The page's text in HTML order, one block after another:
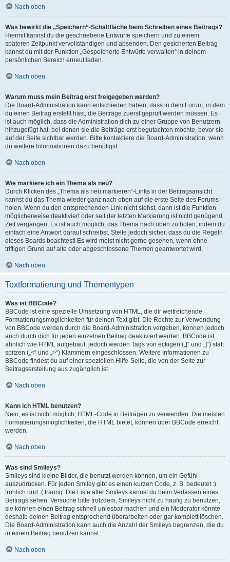
Nach oben
Was bewirkt die „Speichern“-Schaltfläche beim Schreiben eines Beitrags?
Hiermit kannst du die geschriebene Entwürfe speichern und zu einem
späteren Zeitpunkt vervollständigen und absenden. Den gesicherten Beitrag
kannst du mit der Funktion „Gespeicherte Entwürfe verwalten“ in deinem
persönlichen Bereich erneut laden.
Nach oben
Warum muss mein Beitrag erst freigegeben werden?
Die Board-Administration kann entschieden haben, dass in dem Forum, in dem
du einen Beitrag erstellt hast, die Beiträge zuerst geprüft werden müssen. Es
ist auch möglich, dass die Administration dich zu einer Gruppe von Benutzern
hinzugefügt hat, bei denen sie die Beiträge erst begutachten möchte, bevor sie
auf der Seite sichtbar werden. Bitte kontaktiere die Board-Administration, wenn
du weitere Informationen dazu benötigst.
Nach oben
Wie markiere ich ein Thema als neu?
Durch Klicken des „Thema als neu markieren“-Links in der Beitragsansicht
kannst du das Thema wieder ganz nach oben auf die erste Seite des Forums
holen. Wenn du den entsprechenden Link nicht siehst, dann ist die Funktion
möglicherweise deaktiviert oder seit der letzten Markierung ist nicht genügend
Zeit vergangen. Es ist auch möglich, das Thema nach oben zu holen, indem du
einfach eine Antwort darauf schreibst. Stelle jedoch sicher, dass du die Regeln
dieses Boards beachtest! Es wird meist nicht gerne gesehen, wenn ohne
triftigen Grund auf alte oder abgeschlossene Themen geantwortet wird.
Nach oben
Textformatierung und Thementypen
Was ist BBCode?
BBCode ist eine spezielle Umsetzung von HTML, die dir weitreichende
Formatierungsmöglichkeiten für deinen Text gibt. Die Rechte zur Verwendung
von BBCode werden durch die Board-Administration vergeben, können jedoch
auch durch dich für jeden einzelnen Beitrag deaktiviert werden. BBCode ist
ähnlich wie HTML aufgebaut, jedoch werden Tags von eckigen („[“ und „]“) statt
spitzen („<“ und „>“) Klammern eingeschlossen. Weitere Informationen zu
BBCode findest du auf einer speziellen Hilfe-Seite, die von der Seite zur
Beitragserstellung aus zugänglich ist.
Nach oben
Kann ich HTML benutzen?
Nein, es ist nicht möglich, HTML-Code in Beiträgen zu verwenden. Die meisten
Formatierungsmöglichkeiten, die HTML bietet, können über BBCode erreicht
werden.
Nach oben
Was sind Smileys?
Smileys sind kleine Bilder, die benutzt werden können, um ein Gefühl
auszudrücken. Für jeden Smiley gibt es einen kurzen Code, z. B. bedeutet :)
fröhlich und :( traurig. Die Liste aller Smileys kannst du beim Verfassen eines
Beitrags sehen. Versuche bitte trotzdem, Smileys nicht zu häufig zu benutzen,
sie können einen Beitrag schnell unlesbar machen und ein Moderator könnte
deshalb deinen Beitrag entsprechend überarbeiten oder gar komplett löschen.
Die Board-Administration kann auch die Anzahl der Smileys begrenzen, die du
in einem Beitrag benutzen kannst.
Nach oben